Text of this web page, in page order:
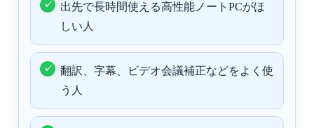
出先で長時間使える高性能ノートPCがほ
しい人
翻訳、字幕、ビデオ会議補正などをよく使
う人